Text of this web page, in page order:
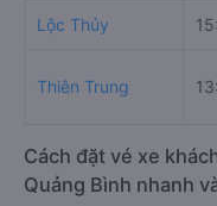
Lộc Thủy
Thiên Trung
Cách đặt vé xe
Quảng Bình nhanh